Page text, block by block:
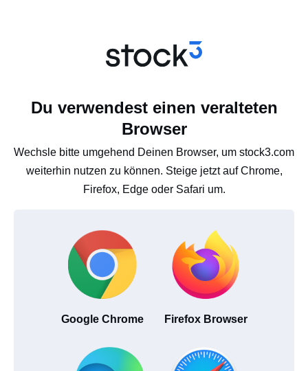
Du verwendest einen veralteten
Browser
Wechsle bitte umgehend Deinen Browser, um stock3.com
weiterhin nutzen zu können. Steige jetzt auf Chrome,
Firefox, Edge oder Safari um.
Google Chrome Firefox Browser